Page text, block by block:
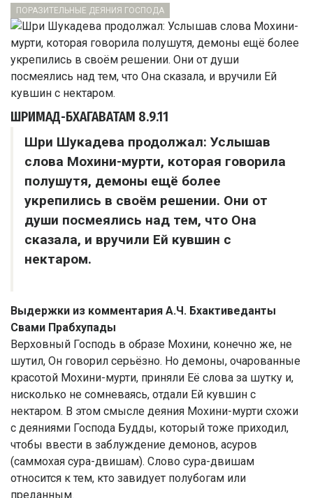
ПОРАЗИТЕЛЬНЫЕ ДЕЯНИЯ ГОСПОДА
ШРИМАД-БХАГАВАТАМ 8.9.11
Шри Шукадева продолжал: Услышав
слова Мохини-мурти, которая говорила
полушутя, демоны ещё более
укрепились в своём решении. Они от
души посмеялись над тем, что Она
сказала, и вручили Ей кувшин с
нектаром.
Выдержки из комментария А.Ч. Бхактиведанты
Свами Прабхупады
Верховный Господь в образе Мохини, конечно же, не
шутил, Он говорил серьёзно. Но демоны, очарованные
красотой Мохини-мурти, приняли Её слова за шутку и,
нисколько не сомневаясь, отдали Ей кувшин с
нектаром. В этом смысле деяния Мохини-мурти схожи
с деяниями Господа Будды, который тоже приходил,
чтобы ввести в заблуждение демонов, асуров
(саммохая сура-двишам). Слово сура-двишам
относится к тем, кто завидует полубогам или
преданным.